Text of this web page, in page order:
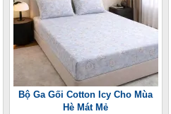
Bộ Ga Gối Cotton Icy Cho Mùa
Hè Mát Mẻ